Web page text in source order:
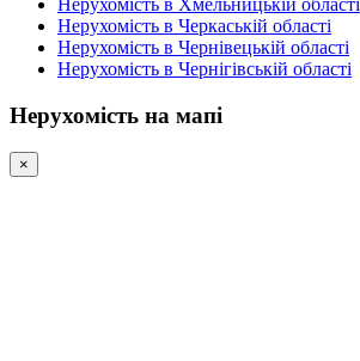
Нерухомість в Хмельницькій області
Нерухомість в Черкаській області
Нерухомість в Чернівецькій області
Нерухомість в Чернігівській області
Нерухомість на мапі
×